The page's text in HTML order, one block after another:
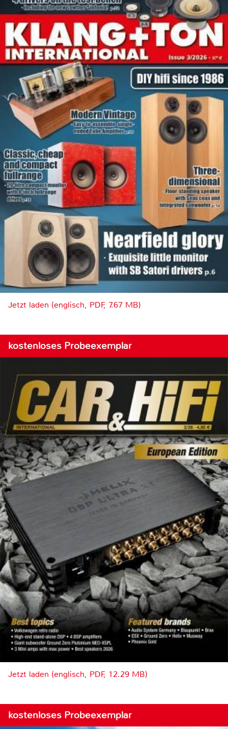
Jetzt laden (englisch, PDF, 7.67 MB)
kostenloses Probeexemplar
Jetzt laden (englisch, PDF, 12.29 MB)
kostenloses Probeexemplar